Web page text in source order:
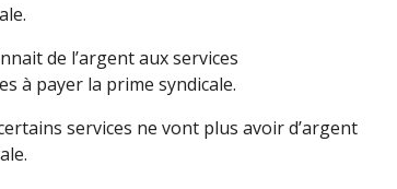
de l’argent aux services
à payer la prime syndicale.
services ne vont plus avoir d’argent